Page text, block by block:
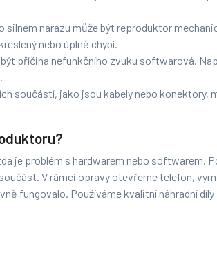
silném nárazu může být reproduktor
nebo úplně chybí.
příčina nefunkčního zvuku softwarová.
součástí, jako jsou kabely nebo konektory,
je problém s hardwarem nebo softwarem.
V rámci opravy otevřeme telefon,
fungovalo. Používáme kvalitní náhradní